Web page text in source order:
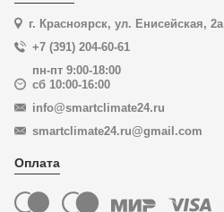
г. Красноярск, ул. Енисейская, 2а
+7 (391) 204-60-61
пн-пт 9:00-18:00
сб 10:00-16:00
info@smartclimate24.ru
smartclimate24.ru@gmail.com
Оплата